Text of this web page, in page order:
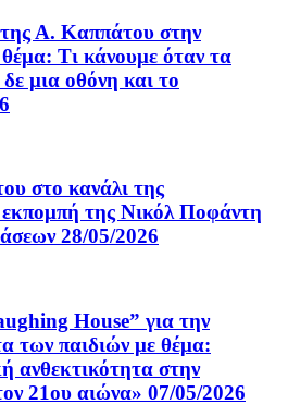
Α. Καππάτου στην
Τι κάνουμε όταν τα
μια οθόνη και το
στο κανάλι της
της Νικόλ Ποφάντη
28/05/2026
House” για την
των παιδιών με θέμα:
ανθεκτικότητα στην
21ου αιώνα» 07/05/2026